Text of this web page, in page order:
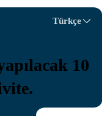
Türkçe
10